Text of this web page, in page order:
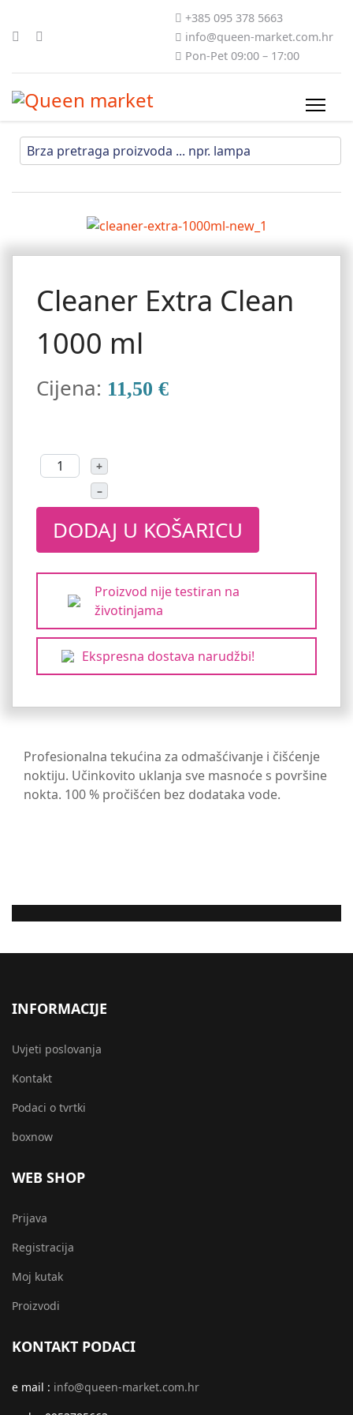
+385 095 378 5663
info@queen-market.com.hr
Pon-Pet 09:00 – 17:00
Cleaner Extra Clean
1000 ml
Cijena: 11,50 €
+
–
DODAJ U KOŠARICU
Proizvod nije testiran na
životinjama
Ekspresna dostava narudžbi!
Profesionalna tekućina za odmašćivanje i čišćenje
noktiju. Učinkovito uklanja sve masnoće s površine
nokta. 100 % pročišćen bez dodataka vode.
INFORMACIJE
Uvjeti poslovanja
Kontakt
Podaci o tvrtki
boxnow
WEB SHOP
Prijava
Registracija
Moj kutak
Proizvodi
KONTAKT PODACI
e mail : info@queen-market.com.hr